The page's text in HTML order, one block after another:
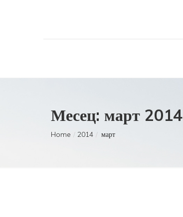
Месец: март 2014
Home 2014 март